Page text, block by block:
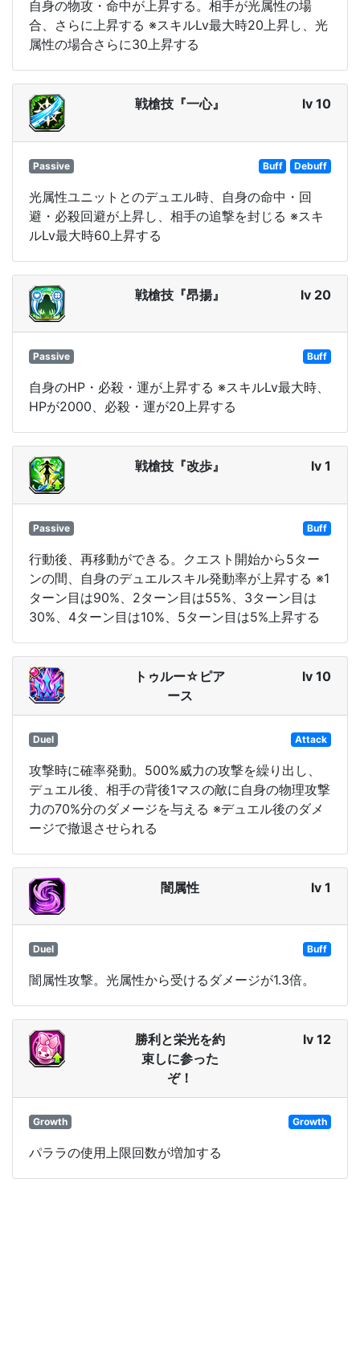
自身の物攻・命中が上昇する。相手が光属性の場
合、さらに上昇する ※スキルLv最大時20上昇し、光
属性の場合さらに30上昇する
戦槍技『一心』 lv 10
Passive Buff Debuff
光属性ユニットとのデュエル時、自身の命中・回
避・必殺回避が上昇し、相手の追撃を封じる ※スキ
ルLv最大時60上昇する
戦槍技『昂揚』 lv 20
Passive Buff
自身のHP・必殺・運が上昇する ※スキルLv最大時、
HPが2000、必殺・運が20上昇する
戦槍技『改歩』 lv 1
Passive Buff
行動後、再移動ができる。クエスト開始から5ター
ンの間、自身のデュエルスキル発動率が上昇する ※1
ターン目は90%、2ターン目は55%、3ターン目は
30%、4ターン目は10%、5ターン目は5%上昇する
トゥルー☆ピア
ース
lv 10
Duel Attack
攻撃時に確率発動。500%威力の攻撃を繰り出し、
デュエル後、相手の背後1マスの敵に自身の物理攻撃
力の70%分のダメージを与える ※デュエル後のダメ
ージで撤退させられる
闇属性 lv 1
Duel Buff
闇属性攻撃。光属性から受けるダメージが1.3倍。
勝利と栄光を約
束しに参った
ぞ！
lv 12
Growth Growth
パララの使用上限回数が増加する